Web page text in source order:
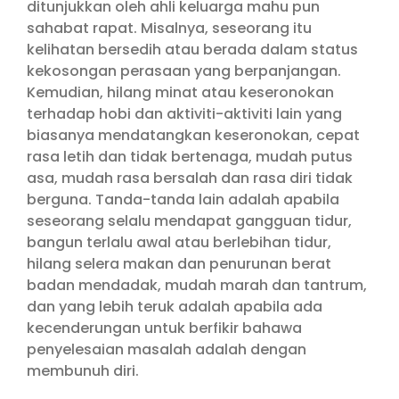
ditunjukkan oleh ahli keluarga mahu pun
sahabat rapat. Misalnya, seseorang itu
kelihatan bersedih atau berada dalam status
kekosongan perasaan yang berpanjangan.
Kemudian, hilang minat atau keseronokan
terhadap hobi dan aktiviti-aktiviti lain yang
biasanya mendatangkan keseronokan, cepat
rasa letih dan tidak bertenaga, mudah putus
asa, mudah rasa bersalah dan rasa diri tidak
berguna. Tanda-tanda lain adalah apabila
seseorang selalu mendapat gangguan tidur,
bangun terlalu awal atau berlebihan tidur,
hilang selera makan dan penurunan berat
badan mendadak, mudah marah dan tantrum,
dan yang lebih teruk adalah apabila ada
kecenderungan untuk berfikir bahawa
penyelesaian masalah adalah dengan
membunuh diri.